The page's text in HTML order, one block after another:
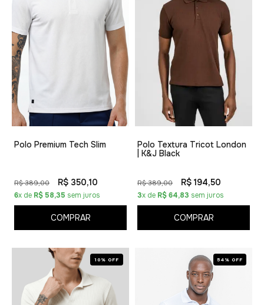
Polo Premium Tech Slim
R$ 389,00 R$ 350,10
6x de R$ 58,35 sem juros
COMPRAR
Polo Textura Tricot London
| K&J Black
R$ 389,00 R$ 194,50
3x de R$ 64,83 sem juros
COMPRAR
10% OFF 54% OFF